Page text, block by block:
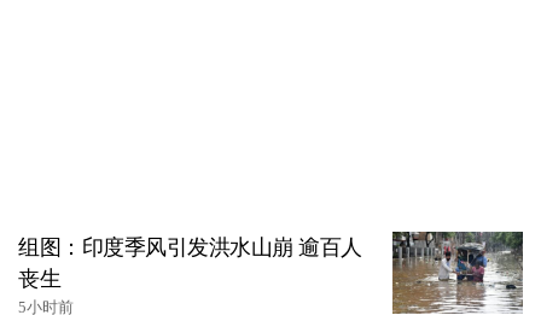
组图：印度季风引发洪水山崩 逾百人
丧生
5小时前